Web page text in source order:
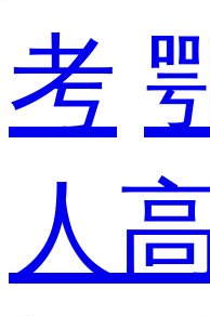
考
人